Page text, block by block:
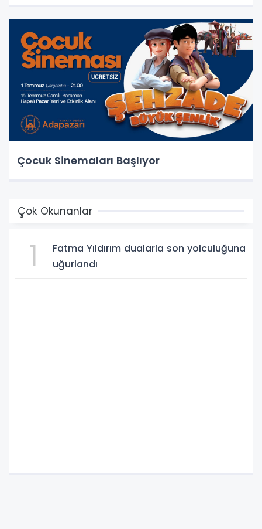
Çocuk Sinemaları Başlıyor
Çok Okunanlar
1
Fatma Yıldırım dualarla son yolculuğuna
uğurlandı